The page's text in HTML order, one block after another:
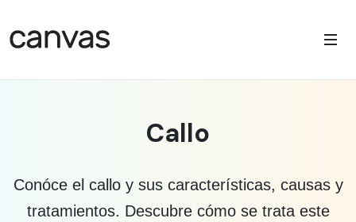
Callo
Conóce el callo y sus características, causas y
tratamientos. Descubre cómo se trata este